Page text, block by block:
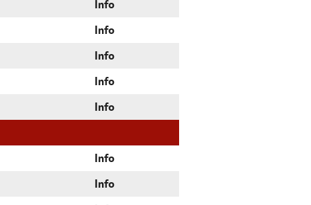
Info
Info
Info
Info
Info
Info
Info